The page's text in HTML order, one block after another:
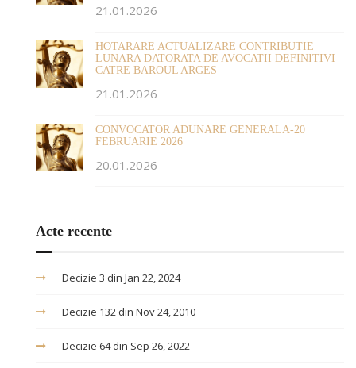
21.01.2026
HOTARARE ACTUALIZARE CONTRIBUTIE
LUNARA DATORATA DE AVOCATII DEFINITIVI
CATRE BAROUL ARGES
21.01.2026
CONVOCATOR ADUNARE GENERALA-20
FEBRUARIE 2026
20.01.2026
Acte recente
Decizie 3 din Jan 22, 2024
Decizie 132 din Nov 24, 2010
Decizie 64 din Sep 26, 2022